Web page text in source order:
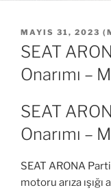
YAYIM
TARIHI
MAYIS 31, 2023 (
SEAT
Onarımı –
SEAT
Onarımı –
SEAT ARONA
motoru arıza